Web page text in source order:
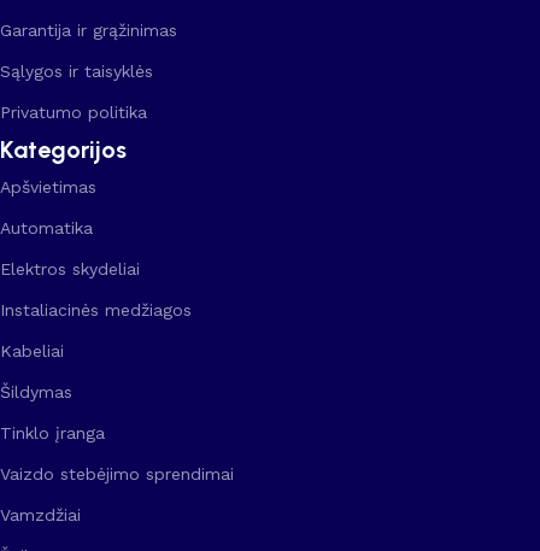
Garantija ir grąžinimas
Sąlygos ir taisyklės
Privatumo politika
Kategorijos
Apšvietimas
Automatika
Elektros skydeliai
Instaliacinės medžiagos
Kabeliai
Šildymas
Tinklo įranga
Vaizdo stebėjimo sprendimai
Vamzdžiai